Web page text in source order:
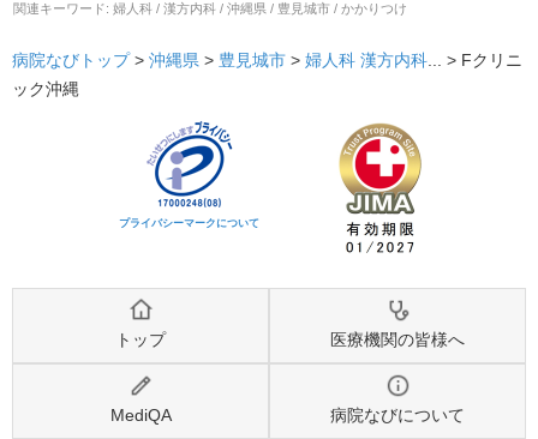
関連キーワード: 婦人科 / 漢方内科 / 沖縄県 / 豊見城市 / かかりつけ
病院なびトップ > 沖縄県 > 豊見城市 > 婦人科 漢方内科 ... > Fクリニ
ック沖縄
プライバシーマークについて
トップ 医療機関の皆様へ
MediQA 病院なびについて